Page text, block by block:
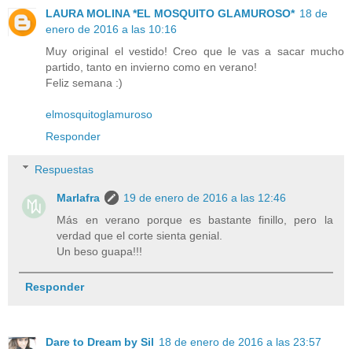
LAURA MOLINA *EL MOSQUITO GLAMUROSO* 18 de
enero de 2016 a las 10:16
Muy original el vestido! Creo que le vas a sacar mucho
partido, tanto en invierno como en verano!
Feliz semana :)
elmosquitoglamuroso
Responder
Respuestas
Marlafra
19 de enero de 2016 a las 12:46
Más en verano porque es bastante finillo, pero la
verdad que el corte sienta genial.
Un beso guapa!!!
Responder
Dare to Dream by Sil 18 de enero de 2016 a las 23:57